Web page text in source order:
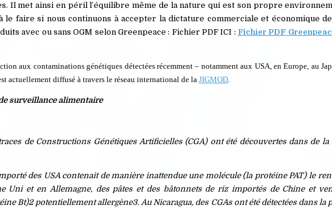
Il met ainsi en péril l’équilibre même de la nature qui est son propre
le faire si nous continuons à accepter la dictature commerciale et économique
avec ou sans OGM selon Greenpeace : Fichier PDF ICI : Fichier PDF
aux contaminations génétiques détectées récemment – notamment aux USA, en Europe, au
actuellement diffusé à travers le réseau international de laJIGMOD.
surveillance alimentaire
de Constructions Génétiques Artificielles (CGA) ont été découvertes dans de
des USA contenait de manière inattendue une molécule (la protéine PAT) le
Uni et en Allemagne, des pâtes et des bâtonnets de riz importés de Chine et
Bt)2 potentiellement allergène3. Au Nicaragua, des CGAs ont été détectées dans la